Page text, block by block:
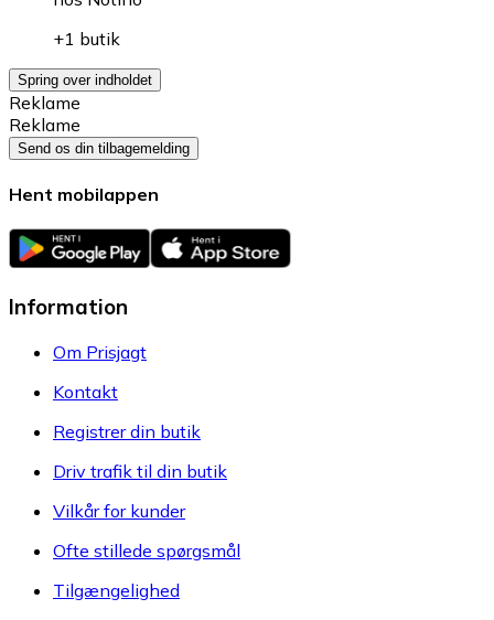
+1 butik
Spring over indholdet
Reklame
Reklame
Send os din tilbagemelding
Hent mobilappen
Information
Om Prisjagt
Kontakt
Registrer din butik
Driv trafik til din butik
Vilkår for kunder
Ofte stillede spørgsmål
Tilgængelighed